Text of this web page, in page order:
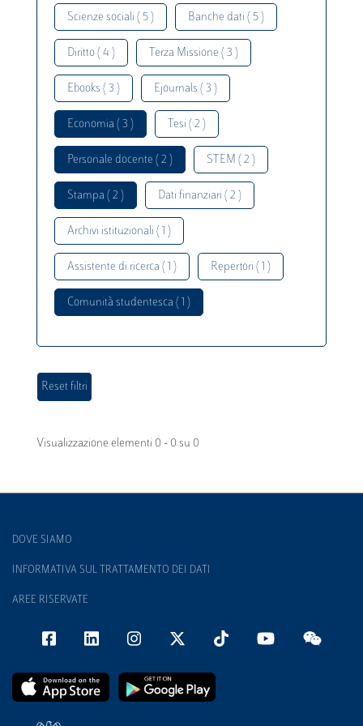
Scienze sociali ( 5 ) Banche dati ( 5 )
Diritto ( 4 ) Terza Missione ( 3 )
Ebooks ( 3 ) Ejournals ( 3 )
Economia ( 3 ) Tesi ( 2 )
Personale docente ( 2 ) STEM ( 2 )
Stampa ( 2 ) Dati finanziari ( 2 )
Archivi istituzionali ( 1 )
Assistente di ricerca ( 1 ) Repertori ( 1 )
Comunità studentesca ( 1 )
Visualizzazione elementi 0 - 0 su 0
DOVE SIAMO
INFORMATIVA SUL TRATTAMENTO DEI DATI
AREE RISERVATE